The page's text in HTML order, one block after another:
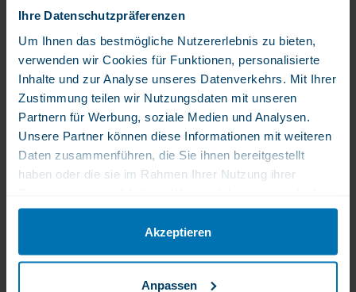
Ihre Datenschutzpräferenzen
Um Ihnen das bestmögliche Nutzererlebnis zu bieten,
verwenden wir Cookies für Funktionen, personalisierte
Inhalte und zur Analyse unseres Datenverkehrs. Mit Ihrer
Zustimmung teilen wir Nutzungsdaten mit unseren
Partnern für Werbung, soziale Medien und Analysen.
Unsere Partner können diese Informationen mit weiteren
Daten zusammenführen, die Sie ihnen bereitgestellt
haben oder die sie im Rahmen Ihrer Nutzung ihrer
Sie in unserer Datenschutzerklärung.
Akzeptieren
Anpassen
KAL Magnesium Once
25,00 €
WLS CalMagD Pulver,
Vitamin D3
28,50 €
D3